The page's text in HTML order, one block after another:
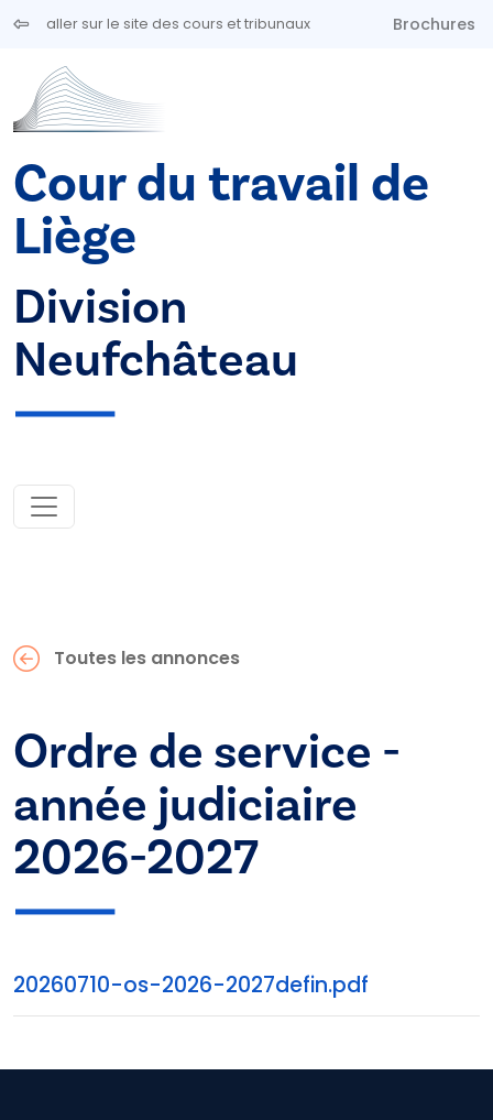
Aller au contenu principal
aller sur le site des cours et tribunaux Brochures
Cour du travail de
Liège
Division
Neufchâteau
Toutes les annonces
Ordre de service -
année judiciaire
2026-2027
20260710-os-2026-2027defin.pdf